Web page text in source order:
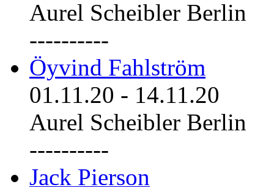
Aurel Scheibler Berlin
----------
Öyvind Fahlström
01.11.20 - 14.11.20
Aurel Scheibler Berlin
----------
Jack Pierson